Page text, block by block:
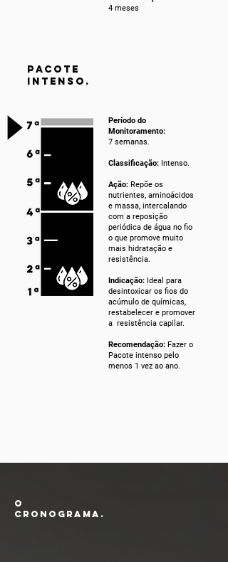
4 meses
PACOTE
INTENSO.
Período do
Monitoramento:
7 semanas.
Classificação: Intenso.
Ação: Repõe os
nutrientes, aminoácidos
e massa, intercalando
com a reposição
periódica de água no fio
o que promove muito
mais hidratação e
resistência.
Indicação: Ideal para
desintoxicar os fios do
acúmulo de químicas,
restabelecer e promover
a resistência capilar.
Recomendação: Fazer o
Pacote intenso pelo
menos 1 vez ao ano.
o
cronograma.